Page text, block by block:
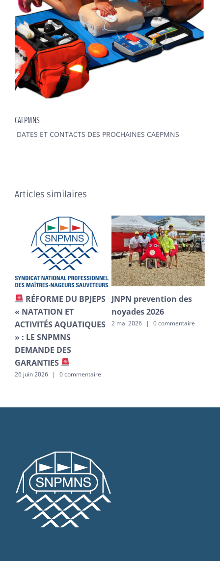
ADHÉSION
CAEPMNS
DATES ET CONTACTS DES PROCHAINES CAEPMNS
Articles similaires
RÉFORME DU BPJEPS
« NATATION ET
ACTIVITÉS AQUATIQUES
» : LE SNPMNS
DEMANDE DES
GARANTIES
26 juin 2026 | 0 commentaire
JNPN prevention des
noyades 2026
2 mai 2026 | 0 commentaire